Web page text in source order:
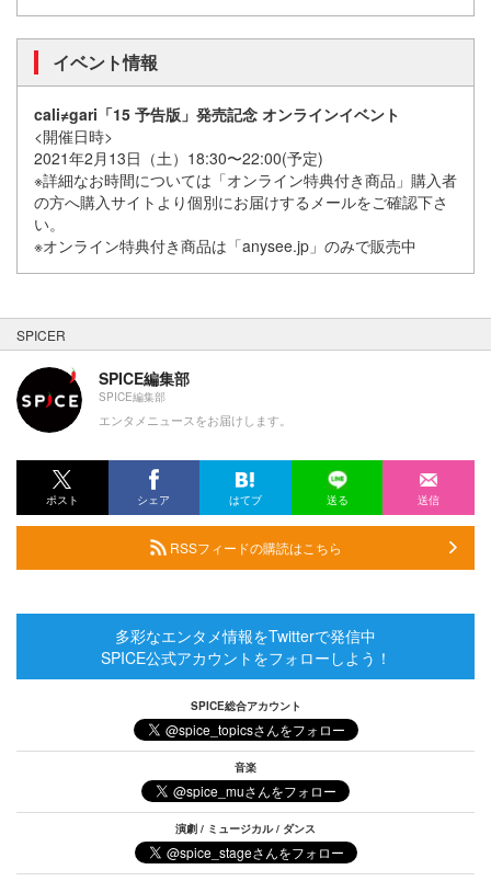
イベント情報
cali≠gari「15 予告版」発売記念 オンラインイベント
<開催日時>
2021年2月13日（土）18:30〜22:00(予定)
※詳細なお時間については「オンライン特典付き商品」購入者
の方へ購入サイトより個別にお届けするメールをご確認下さ
い。
※オンライン特典付き商品は「anysee.jp」のみで販売中
SPICER
SPICE編集部
SPICE編集部
エンタメニュースをお届けします。
ポスト シェア はてブ 送る 送信
RSSフィードの購読はこちら
多彩なエンタメ情報をTwitterで発信中
SPICE公式アカウントをフォローしよう！
SPICE総合アカウント
音楽
演劇 / ミュージカル / ダンス